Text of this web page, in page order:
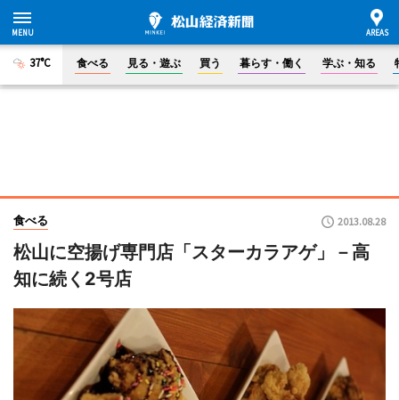
37°C 食べる 見る・遊ぶ 買う 暮らす・働く 学ぶ・知る
食べる 2013.08.28
松山に空揚げ専門店「スターカラアゲ」－高
知に続く2号店